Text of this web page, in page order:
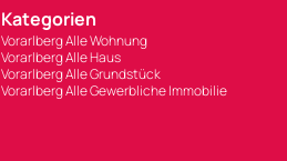
Partner
Einrichtung in Vorarlberg
Gebrauchtwagen in Vorarlberg